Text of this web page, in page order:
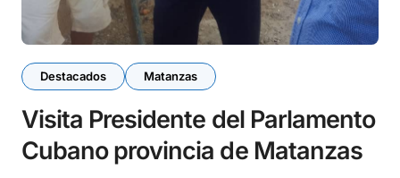
Destacados Matanzas
Visita Presidente del Parlamento
Cubano provincia de Matanzas